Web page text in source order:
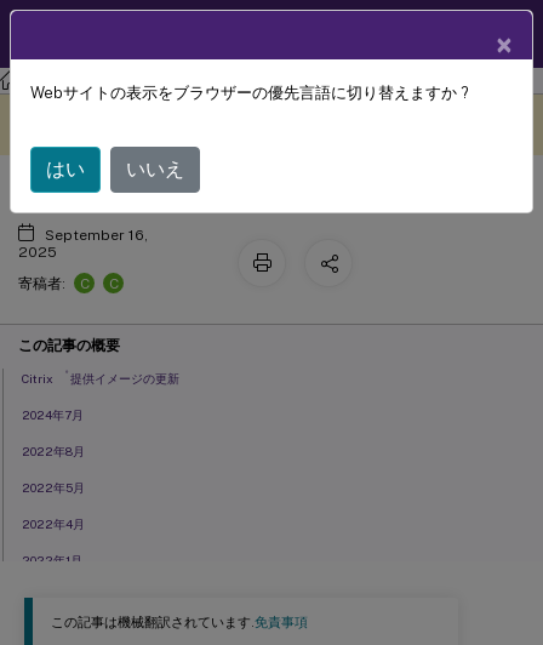
Azure向け Citrix DaaS
この記事は機械翻訳されています.免責事項
新機能
September 16,
2025
寄稿者:
C C
この記事の概要
Citrix ® 提供イメージの更新
2024年7月
2022年8月
2022年5月
2022年4月
2022年1月
2021年11月
2021年10月
×
Webサイトの表示をブラウザーの優先言語に切り替えますか ?
はい いいえ